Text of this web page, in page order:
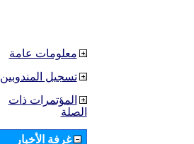
معلومات عامة
تسجيل المندوبين
المؤتمرات ذات
الصلة
غرفة الأخبار